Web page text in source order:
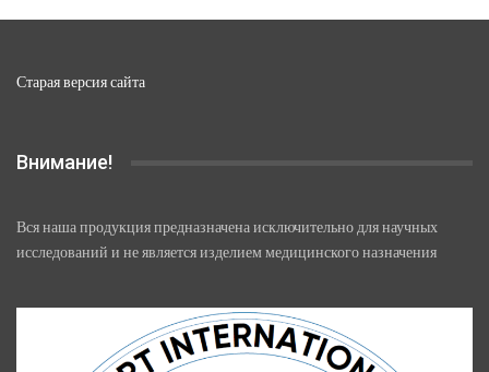
Старая версия сайта
Внимание!
Вся наша продукция предназначена исключительно для научных
исследований и не является изделием медицинского назначения